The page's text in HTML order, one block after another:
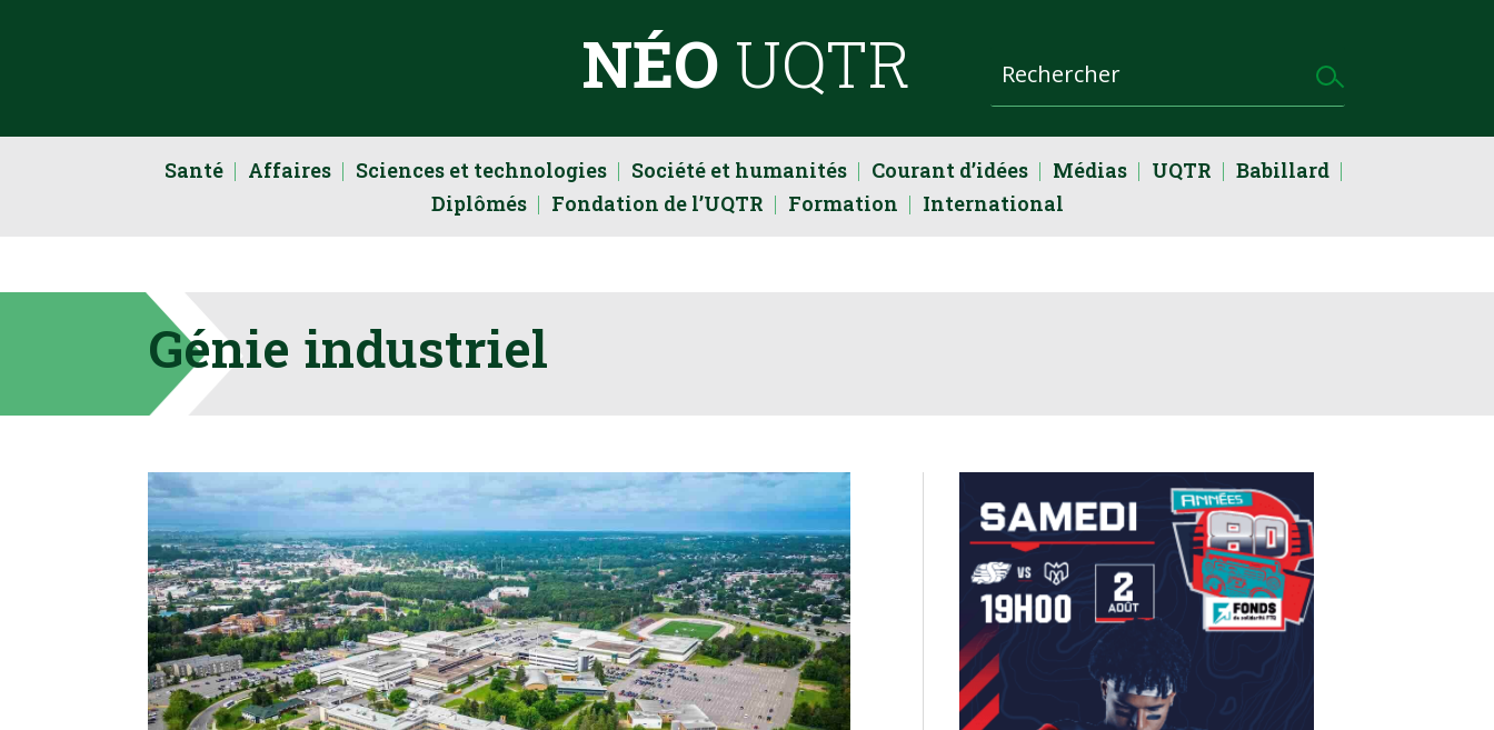
NÉO UQTR
Santé Affaires Sciences et technologies Société et humanités Courant d’idées Médias UQTR
Babillard
Diplômés
Fondation de l’UQTR Formation International
Génie industriel